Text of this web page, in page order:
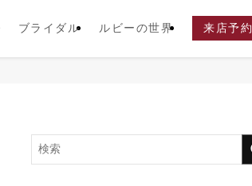
ブライダル ルビーの世界 来店予約